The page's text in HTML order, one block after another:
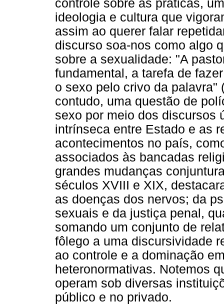
controle sobre as práticas,
ideologia e cultura que
assim ao querer falar
discurso soa-nos como algo
sobre a sexualidade: "A
fundamental, a tarefa de
o sexo pelo crivo da palavra"
contudo, uma questão de
sexo por meio dos discursos
intrínseca entre Estado e as
acontecimentos no país,
associados às bancadas
grandes mudanças
séculos XVIII e XIX,
as doenças dos nervos; da
sexuais e da justiça penal,
somando um conjunto de
fôlego a uma discursividade
ao controle e a dominação
heteronormativas. Notemos
operam sob diversas
público e no privado.